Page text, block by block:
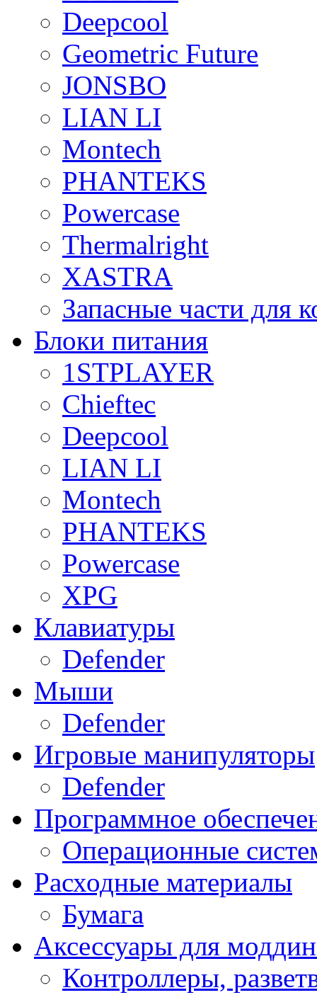
Deepcool
Geometric Future
JONSBO
LIAN LI
Montech
PHANTEKS
Powercase
Thermalright
XASTRA
Запасные части для
Блоки питания
1STPLAYER
Chieftec
Deepcool
LIAN LI
Montech
PHANTEKS
Powercase
XPG
Клавиатуры
Defender
Мыши
Defender
Игровые манипуляторы
Defender
Программное
Операционные
Расходные материалы
Бумага
Аксессуары для
Контроллеры,